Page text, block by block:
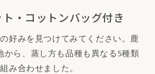
・コットンバッグ付き
好みを見つけてみてください。鹿
から、蒸し方も品種も異なる5種類
み合わせました。